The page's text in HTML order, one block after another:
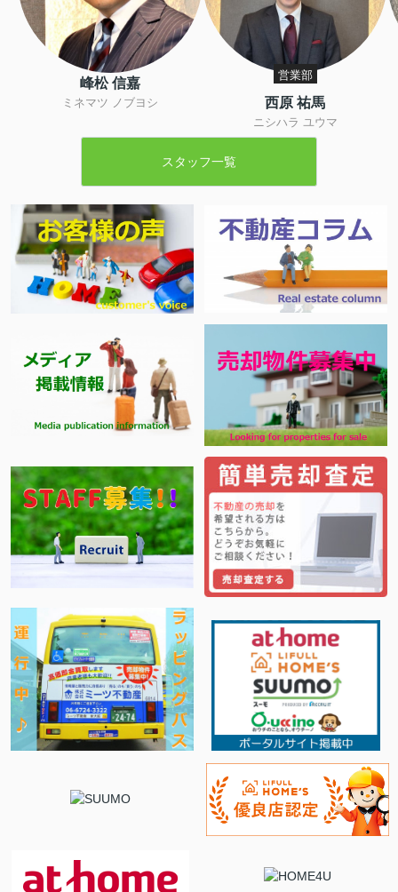
峰松 信嘉
ミネマツ ノブヨシ
営業部
西原 祐馬
ニシハラ ユウマ
スタッフ一覧